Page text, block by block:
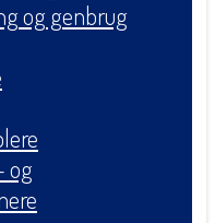
og genbrug
og